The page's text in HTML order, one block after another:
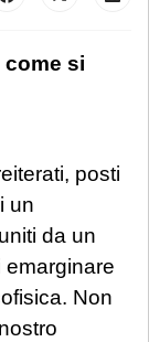
si
posti
un
da un
emarginare
Non